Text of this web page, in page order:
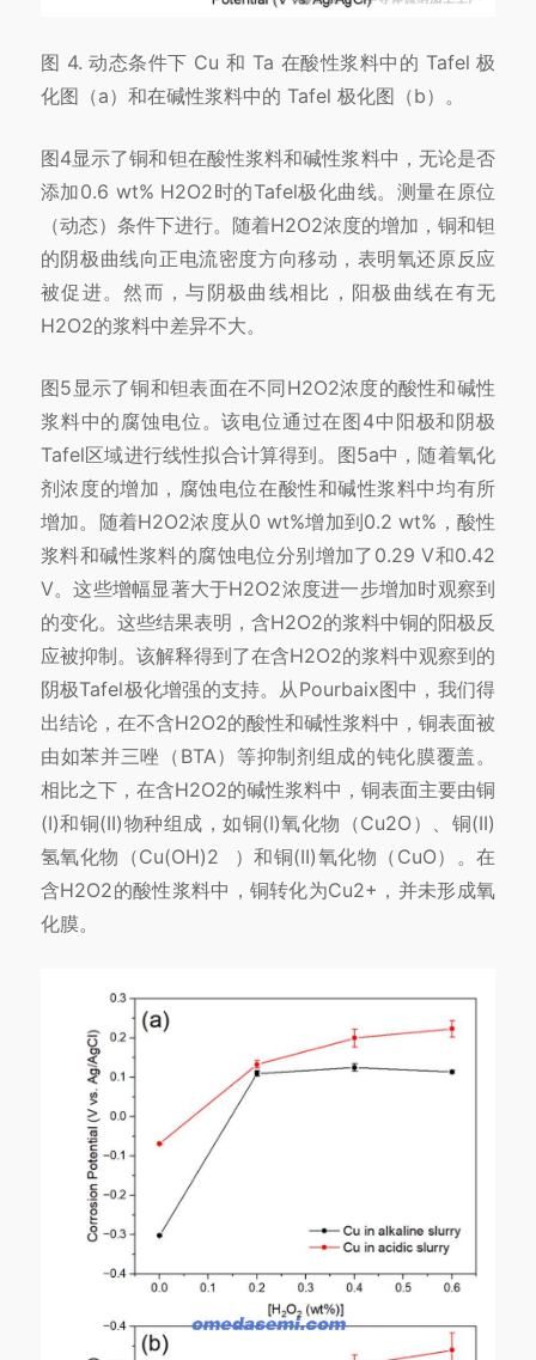
图 4. 动态条件下 Cu 和 Ta 在酸性浆料中的 Tafel 极
化图（a）和在碱性浆料中的 Tafel 极化图（b）。
图4显示了铜和钽在酸性浆料和碱性浆料中，无论是否
添加0.6 wt% H2O2时的Tafel极化曲线。测量在原位
（动态）条件下进行。随着H2O2浓度的增加，铜和钽
的阴极曲线向正电流密度方向移动，表明氧还原反应
被促进。然而，与阴极曲线相比，阳极曲线在有无
H2O2的浆料中差异不大。
图5显示了铜和钽表面在不同H2O2浓度的酸性和碱性
浆料中的腐蚀电位。该电位通过在图4中阳极和阴极
Tafel区域进行线性拟合计算得到。图5a中，随着氧化
剂浓度的增加，腐蚀电位在酸性和碱性浆料中均有所
增加。随着H2O2浓度从0 wt%增加到0.2 wt%，酸性
浆料和碱性浆料的腐蚀电位分别增加了0.29 V和0.42
V。这些增幅显著大于H2O2浓度进一步增加时观察到
的变化。这些结果表明，含H2O2的浆料中铜的阳极反
应被抑制。该解释得到了在含H2O2的浆料中观察到的
阴极Tafel极化增强的支持。从Pourbaix图中，我们得
出结论，在不含H2O2的酸性和碱性浆料中，铜表面被
由如苯并三唑（BTA）等抑制剂组成的钝化膜覆盖。
相比之下，在含H2O2的碱性浆料中，铜表面主要由铜
(I)和铜(II)物种组成，如铜(I)氧化物（Cu2O）、铜(II)
氢氧化物（Cu(OH)2
）和铜(II)氧化物（CuO）。在
含H2O2的酸性浆料中，铜转化为Cu2+，并未形成氧
化膜。